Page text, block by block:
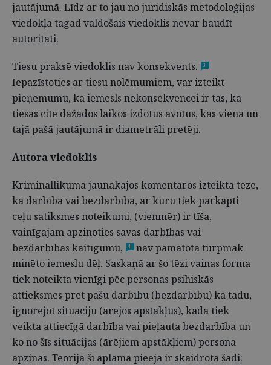
jautājumā. Līdz ar to jau no juridiskās metodoloģijas
viedokļa tagad valdošais viedoklis nevar baudīt
autoritāti.
Tiesu praksē viedoklis nav konsekvents. 3
Iepazīstoties ar tiesu nolēmumiem, var izteikt
pieņēmumu, ka iemesls nekonsekvencei ir tas, ka
tiesas citē dažādos laikos izdotus avotus, kas vienā un
tajā pašā jautājumā ir diametrāli pretēji.
Autora viedoklis
Krimināllikuma jaunākajos komentāros izteiktā tēze,
ka darbība vai bezdarbība, ar kuru tiek pārkāpti
ceļu satiksmes noteikumi, (vienmēr) ir tīša,
vainīgajam apzinoties savas darbības vai
bezdarbības kaitīgumu,
4
nav pamatota turpmāk
minēto iemeslu dēļ. Saskaņā ar šo tēzi vainas forma
tiek noteikta vienīgi pēc personas psihiskās
attieksmes pret pašu darbību (bezdarbību) kā tādu,
ignorējot situāciju (ārējos apstākļus), kādā tiek
veikta attiecīgā darbība vai pieļauta bezdarbība un
ko no šīs situācijas (ārējiem apstākļiem) persona
apzinās. Teorijā šī aplamā pieeja ir skaidrota šādi: